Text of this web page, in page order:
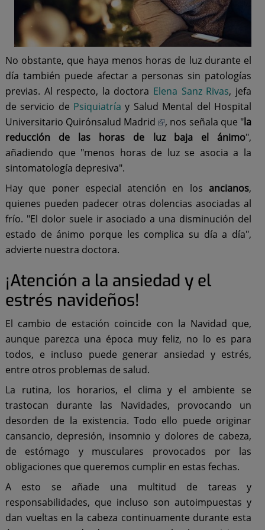
No obstante, que haya menos horas de luz durante el
día también puede afectar a personas sin patologías
previas. Al respecto, la doctora Elena Sanz Rivas, jefa
de servicio de Psiquiatría y Salud Mental del Hospital
Universitario Quirónsalud Madrid
, nos señala que "la
reducción de las horas de luz baja el ánimo",
añadiendo que "menos horas de luz se asocia a la
sintomatología depresiva".
Hay que poner especial atención en losancianos,
quienes pueden padecer otras dolencias asociadas al
frío. "El dolor suele ir asociado a una disminución del
estado de ánimo porque les complica su día a día",
advierte nuestra doctora.
¡Atención a la ansiedad y el
estrés navideños!
El cambio de estación coincide con la Navidad que,
aunque parezca una época muy feliz, no lo es para
todos, e incluso puede generar ansiedad y estrés,
entre otros problemas de salud.
La rutina, los horarios, el clima y el ambiente se
trastocan durante las Navidades, provocando un
desorden de la existencia. Todo ello puede originar
cansancio, depresión, insomnio y dolores de cabeza,
de estómago y musculares provocados por las
obligaciones que queremos cumplir en estas fechas.
A esto se añade una multitud de tareas y
responsabilidades, que incluso son autoimpuestas y
dan vueltas en la cabeza continuamente durante esta